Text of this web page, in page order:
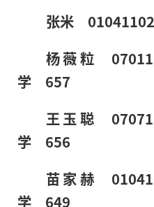
张米
杨薇粒
学 657
王玉聪
学 656
苗家赫
学 649